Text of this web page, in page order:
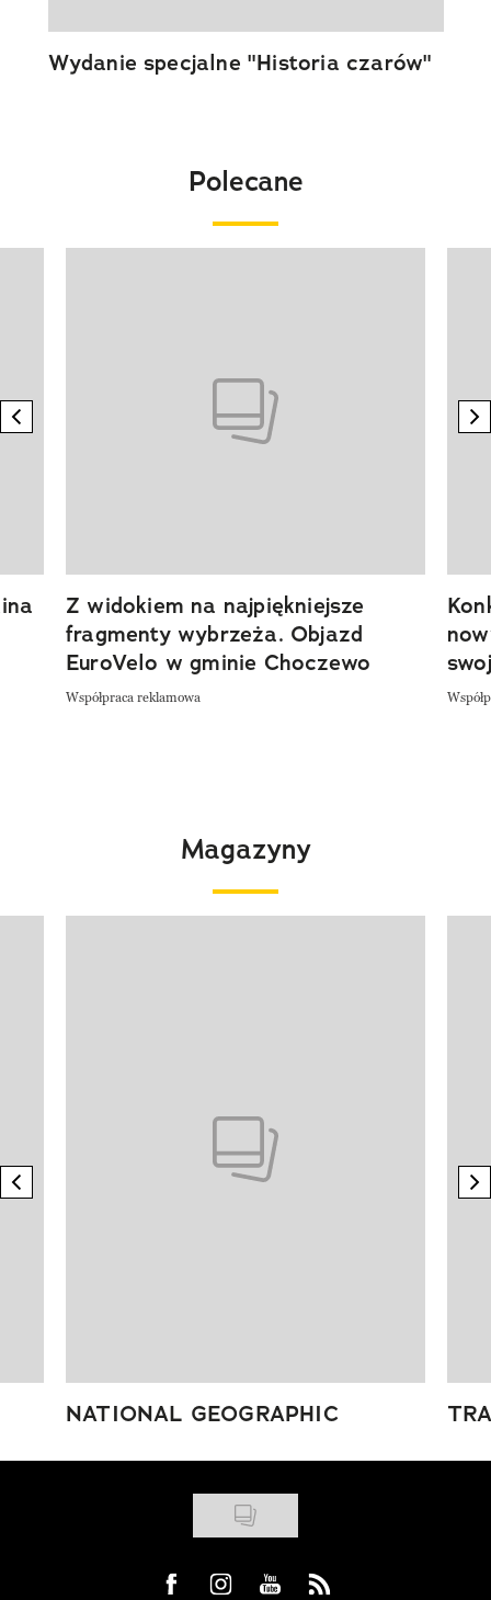
Wydanie specjalne "Historia czarów"
Polecane
previous element
Z widokiem na najpiękniejsze
fragmenty wybrzeża. Objazd
EuroVelo w gminie Choczewo
Współpraca reklamowa
Magazyny
previous element
NATIONAL GEOGRAPHIC
Visit us on Facebook
Visit us on Instagram
Visit us on Youtube
Visit us on Rss